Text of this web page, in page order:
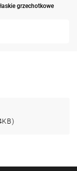
grzechotkowe